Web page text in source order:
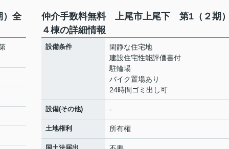
全
仲介手数料無料 上尾市上尾下 第1（２期
４棟の詳細情報
設備条件
閑静な住宅地
建設住宅性能評価書付
駐輪場
バイク置場あり
24時間ゴミ出し可
設備(その他) -
土地権利 所有権